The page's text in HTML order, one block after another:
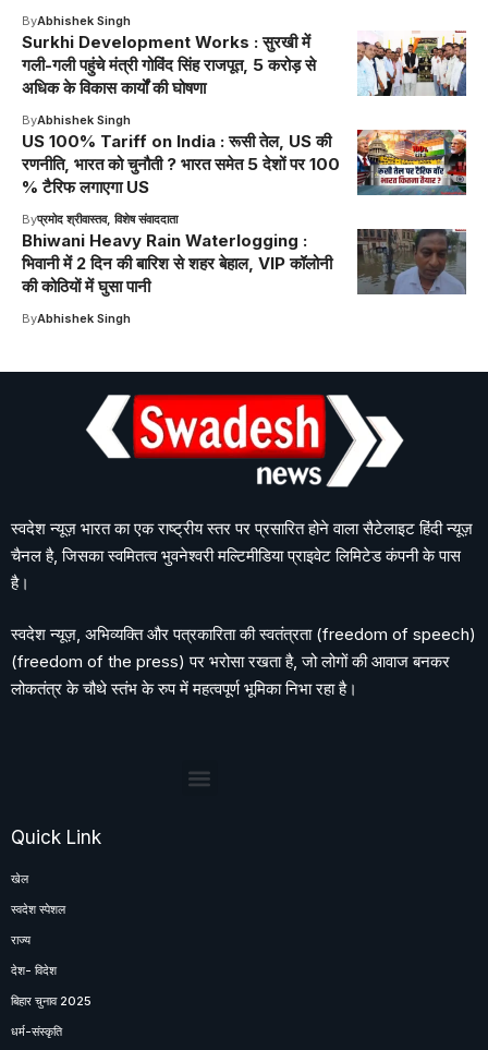
ByAbhishek Singh
Surkhi Development Works : सुरखी में
गली-गली पहुंचे मंत्री गोविंद सिंह राजपूत, 5 करोड़ से
अधिक के विकास कार्यों की घोषणा
ByAbhishek Singh
US 100% Tariff on India : रूसी तेल, US की
रणनीति, भारत को चुनौती ? भारत समेत 5 देशों पर 100
% टैरिफ लगाएगा US
Byप्रमोद श्रीवास्तव, विशेष संवाददाता
Bhiwani Heavy Rain Waterlogging :
भिवानी में 2 दिन की बारिश से शहर बेहाल, VIP कॉलोनी
की कोठियों में घुसा पानी
ByAbhishek Singh
स्वदेश न्यूज़ भारत का एक राष्ट्रीय स्तर पर प्रसारित होने वाला सैटेलाइट हिंदी न्यूज़
चैनल है, जिसका स्वमितत्व भुवनेश्वरी मल्टिमीडिया प्राइवेट लिमिटेड कंपनी के पास
है।
स्वदेश न्यूज़, अभिव्यक्ति और पत्रकारिता की स्वतंत्रता (freedom of speech)
(freedom of the press) पर भरोसा रखता है, जो लोगों की आवाज बनकर
लोकतंत्र के चौथे स्तंभ के रुप में महत्वपूर्ण भूमिका निभा रहा है।
Quick Link
खेल
स्वदेश स्पेशल
राज्य
देश- विदेश
बिहार चुनाव 2025
धर्म-संस्कृति